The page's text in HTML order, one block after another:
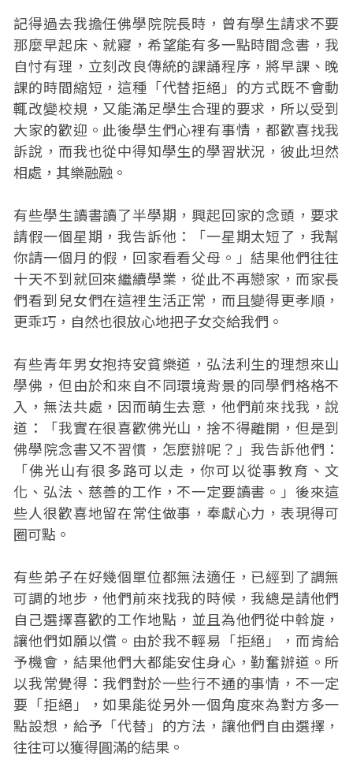
記得過去我擔任佛學院院長時，曾有學生請求不要
那麼早起床、就寢，希望能有多一點時間念書，我
自忖有理，立刻改良傳統的課誦程序，將早課、晚
課的時間縮短，這種「代替拒絕」的方式既不會動
輒改變校規，又能滿足學生合理的要求，所以受到
大家的歡迎。此後學生們心裡有事情，都歡喜找我
訴說，而我也從中得知學生的學習狀況，彼此坦然
相處，其樂融融。
有些學生讀書讀了半學期，興起回家的念頭，要求
請假一個星期，我告訴他：「一星期太短了，我幫
你請一個月的假，回家看看父母。」結果他們往往
十天不到就回來繼續學業，從此不再戀家，而家長
們看到兒女們在這裡生活正常，而且變得更孝順，
更乖巧，自然也很放心地把子女交給我們。
有些青年男女抱持安貧樂道，弘法利生的理想來山
學佛，但由於和來自不同環境背景的同學們格格不
入，無法共處，因而萌生去意，他們前來找我，說
道：「我實在很喜歡佛光山，捨不得離開，但是到
佛學院念書又不習慣，怎麼辦呢？」我告訴他們：
「佛光山有很多路可以走，你可以從事教育、文
化、弘法、慈善的工作，不一定要讀書。」後來這
些人很歡喜地留在常住做事，奉獻心力，表現得可
圈可點。
有些弟子在好幾個單位都無法適任，已經到了調無
可調的地步，他們前來找我的時候，我總是請他們
自己選擇喜歡的工作地點，並且為他們從中斡旋，
讓他們如願以償。由於我不輕易「拒絕」，而肯給
予機會，結果他們大都能安住身心，勤奮辦道。所
以我常覺得：我們對於一些行不通的事情，不一定
要「拒絕」，如果能從另外一個角度來為對方多一
點設想，給予「代替」的方法，讓他們自由選擇，
往往可以獲得圓滿的結果。